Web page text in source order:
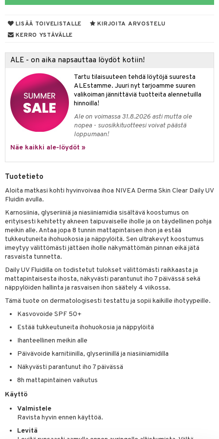
LISÄÄ TOIVELISTALLE
KIRJOITA ARVOSTELU
KERRO YSTÄVÄLLE
ALE - on aika napsauttaa löydöt kotiin!
Tartu tilaisuuteen tehdä löytöjä suuresta
ALEstamme. Juuri nyt tarjoamme suuren
valikoiman jännittäviä tuotteita alennetuilla
hinnoilla!
Ale on voimassa 31.8.2026 asti mutta ole
nopea - suosikkituotteesi voivat päästä
loppumaan!
Näe kaikki ale-löydöt »
Tuotetieto
Aloita matkasi kohti hyvinvoivaa ihoa NIVEA Derma Skin Clear Daily UV
Fluidin avulla.
Karnosiinia, glyseriiniä ja niasiiniamidia sisältävä koostumus on
erityisesti kehitetty akneen taipuvaiselle iholle ja on täydellinen pohja
meikin alle. Antaa jopa 8 tunnin mattapintaisen ihon ja estää
tukkeutuneita ihohuokosia ja näppylöitä. Sen ultrakevyt koostumus
imeytyy välittömästi jättäen iholle näkymättömän pinnan eikä jätä
rasvaista tunnetta.
Daily UV Fluidilla on todistetut tulokset välittömästi raikkaasta ja
mattapintaisesta ihosta, näkyvästi parantunut iho 7 päivässä sekä
näppylöiden hallinta ja rasvaisen ihon säätely 4 viikossa.
Tämä tuote on dermatologisesti testattu ja sopii kaikille ihotyypeille.
Kasvovoide SPF 50+
Estää tukkeutuneita ihohuokosia ja näppylöitä
Ihanteellinen meikin alle
Päivävoide karnitiinilla, glyseriinillä ja niasiiniamidilla
Näkyvästi parantunut iho 7 päivässä
8h mattapintainen vaikutus
Käyttö
Valmistele
Ravista hyvin ennen käyttöä.
Levitä
& Highlighter
Päivävoide
hoito
tarvikkeet
/ Kajaali
de cologne
de parfum
de toilette
&
Lapset
Set
tuotteet
hoito
poisto
hoito
& saippuat
& Viikset
shave balm
de toilette
tuotteet
poisto
hoito
& saippuat
10
1: Puhdistus
2: Kirkastus
3: Kosteutus
ja Vartalonhoito
ja naamiot
Huulten Hoito
Elixir
Happy
Happy For Men
Miehille
& Ihonpuhdistus
& vastauksia